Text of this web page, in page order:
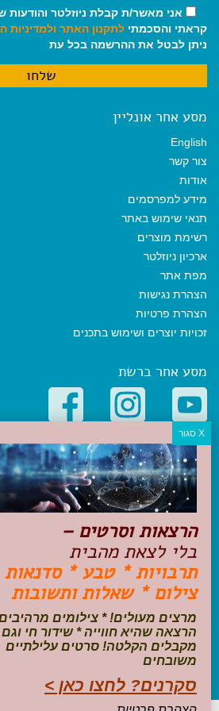
אני מאשר/ת קבלת ניוזלטר והודעות
קראתי והסכמתי לתקנון האתר ולמדיניות
ניתן לבטל את ההרשמה בכל עת
מסע אחר אונליין
English
צור קשר
אודות
מידע למפרסמים
תנאי שימוש באתר
רשימת מוצרים
ארכיון ניוזלטר
מפת אתר
הצהרת נגישות
הצהרת פרטיות
זכויות יוצרים ושימוש בתכנים
מסע אחר ברשת
קטגוריות פופולריות
יעדים
טיולים בישראל
מלונות בוטיק בישראל
טיפים והמלצות
הכנות לנסיעה
טיולי ג'יפים
טיולים עם ילדים
שייט, הפלגות, קרוזים
דיגיטל
עקבו אחרינו בפייסבוק
הרצאות וסרטים –
בלי לצאת מהבית
תרבויות * טבע * סדנאות
צילום * שאלות ותשובות
מרצים מעולים! * צילומים
הרצאה שהיא חווייה * שידור חי וגם
מקבלים הקלטה! סרטים עלילתיים
משובחים
סקרנים? לחצו כאן >